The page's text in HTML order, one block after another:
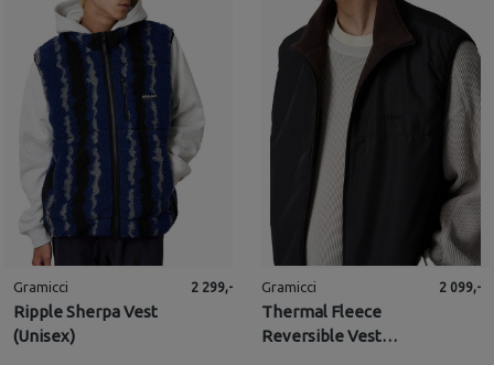
Gramicci
Ripple Sherpa Vest
(Unisex)
2 299,- Gramicci
Thermal Fleece
Reversible Vest
2 099,-